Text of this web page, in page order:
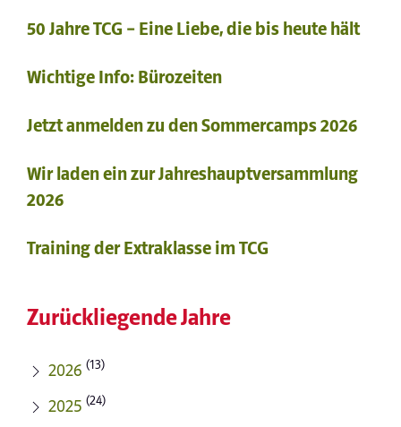
50 Jahre TCG – Eine Liebe, die bis heute hält
Wichtige Info: Bürozeiten
Jetzt anmelden zu den Sommercamps 2026
Wir laden ein zur Jahreshauptversammlung
2026
Training der Extraklasse im TCG
Zurückliegende Jahre
2026 (13)
2025 (24)